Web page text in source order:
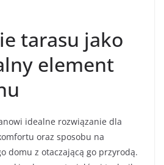
tarasu jako
element
idealne rozwiązanie dla
oraz sposobu na
domu z otaczającą go przyrodą.